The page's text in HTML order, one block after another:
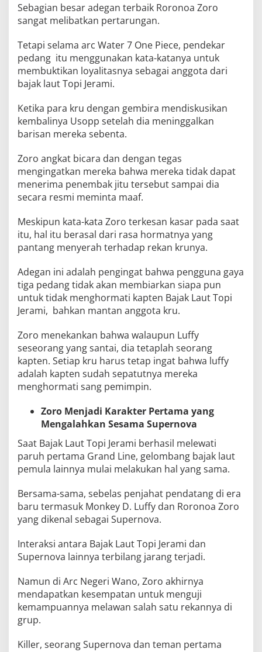
Sebagian besar adegan terbaik Roronoa Zoro
sangat melibatkan pertarungan.
Tetapi selama arc Water 7 One Piece, pendekar
pedang itu menggunakan kata-katanya untuk
membuktikan loyalitasnya sebagai anggota dari
bajak laut Topi Jerami.
Ketika para kru dengan gembira mendiskusikan
kembalinya Usopp setelah dia meninggalkan
barisan mereka sebenta.
Zoro angkat bicara dan dengan tegas
mengingatkan mereka bahwa mereka tidak dapat
menerima penembak jitu tersebut sampai dia
secara resmi meminta maaf.
Meskipun kata-kata Zoro terkesan kasar pada saat
itu, hal itu berasal dari rasa hormatnya yang
pantang menyerah terhadap rekan krunya.
Adegan ini adalah pengingat bahwa pengguna gaya
tiga pedang tidak akan membiarkan siapa pun
untuk tidak menghormati kapten Bajak Laut Topi
Jerami, bahkan mantan anggota kru.
Zoro menekankan bahwa walaupun Luffy
seseorang yang santai, dia tetaplah seorang
kapten. Setiap kru harus tetap ingat bahwa luffy
adalah kapten sudah sepatutnya mereka
menghormati sang pemimpin.
Zoro Menjadi Karakter Pertama yang
Mengalahkan Sesama Supernova
Saat Bajak Laut Topi Jerami berhasil melewati
paruh pertama Grand Line, gelombang bajak laut
pemula lainnya mulai melakukan hal yang sama.
Bersama-sama, sebelas penjahat pendatang di era
baru termasuk Monkey D. Luffy dan Roronoa Zoro
yang dikenal sebagai Supernova.
Interaksi antara Bajak Laut Topi Jerami dan
Supernova lainnya terbilang jarang terjadi.
Namun di Arc Negeri Wano, Zoro akhirnya
mendapatkan kesempatan untuk menguji
kemampuannya melawan salah satu rekannya di
grup.
Killer, seorang Supernova dan teman pertama